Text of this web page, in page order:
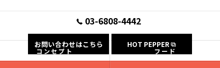
03-6808-4442
お問い合わせはこちら HOT PEPPER
コンセプト フード